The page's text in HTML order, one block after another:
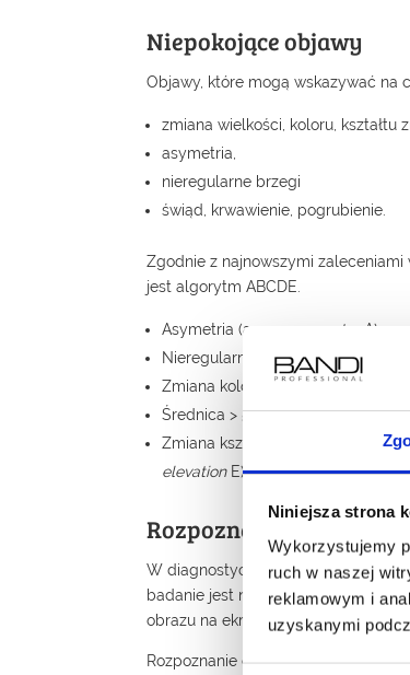
Niniejsza strona
Wykorzystujemy
ruch w naszej
reklamowym i
uzyskanymi
Niepokojące objawy
Objawy, które mogą wskazywać na
zmiana wielkości, koloru, kształtu
asymetria,
nieregularne brzegi
świąd, krwawienie, pogrubienie.
Zgodnie z najnowszymi
jest algorytm ABCDE.
Asymetria (ang. asymmetry
A)
Nieregularne/niewyraźne brzegi
Zmiana koloru – ciemnobrunatny,
Średnica > 5 mm (ang.diameter
Zmiana kształtu znamienia,
elevationE)
Rozpoznanie i leczenie
W diagnostyce stosuje się
badanie jest nieinwazyjne. Inną
obrazu na ekranie monitora.
Rozpoznanie czerniaka ustalamy